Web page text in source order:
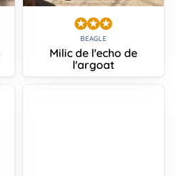
BEAGLE
Milic de l'echo de
l'argoat